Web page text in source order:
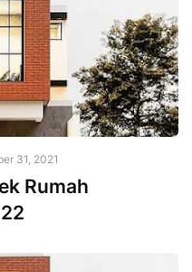
31, 2021
Rumah